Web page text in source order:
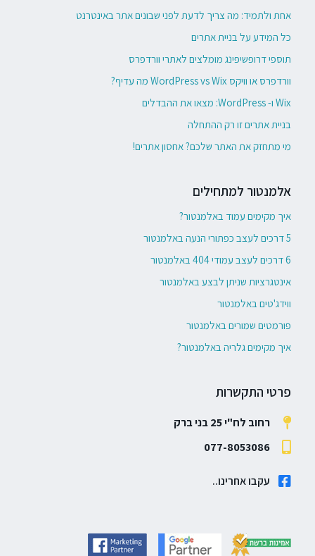
אחת ולתמיד: מה צריך לדעת לפני שבונים אתר באינטרנט
כל המידע על בניית אתרים
תוספי דרופשיפינג מומלצים לאתרי וורדפרס
וורדפרס או וויקס WordPress vs Wix מה עדיף?
Wix ו- WordPress: מצאו את ההבדלים
בניית אתרים זו רק ההתחלה
מי מתחזק את האתר שלכם? אחסון אתרים!
אלמנטור למתחילים
איך מקימים עמוד באלמנטור?
5 דרכים לעצב כפתורי הנעה באלמנטור
6 דרכים לעצב עמודי 404 באלמנטור
אינטגרציות שניתן לבצע באלמנטור
ווידג'טים באלמנטור
פורמטים שמורים באלמנטור
איך מקימים גלריה באלמנטור?
פרטי התקשרות
רחוב לח"י 25 בני ברק
077-8053086
עקבו אחרינו..